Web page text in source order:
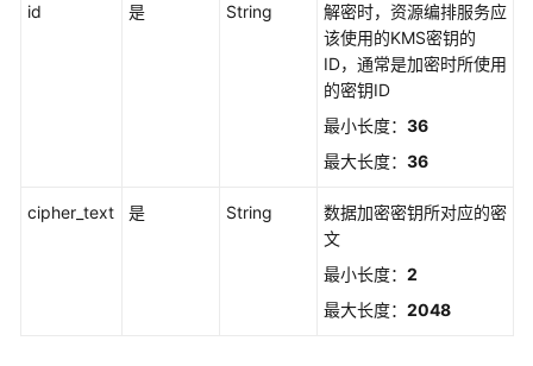
id 是 String
解密时，资源编排服务应
该使用的KMS密钥的
ID，通常是加密时所使用
的密钥ID
最小长度： 36
最大长度： 36
cipher_text 是 String
数据加密密钥所对应的密
文
最小长度： 2
最大长度： 2048